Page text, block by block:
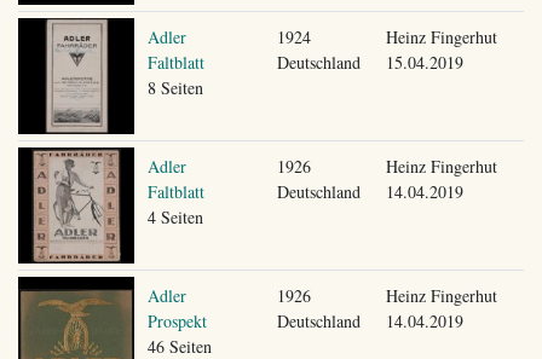
Adler
Faltblatt
8 Seiten
1924
Deutschland
Heinz Fingerhut
15.04.2019
Adler
Faltblatt
4 Seiten
1926
Deutschland
Heinz Fingerhut
14.04.2019
Adler
Prospekt
46 Seiten
1926
Deutschland
Heinz Fingerhut
14.04.2019